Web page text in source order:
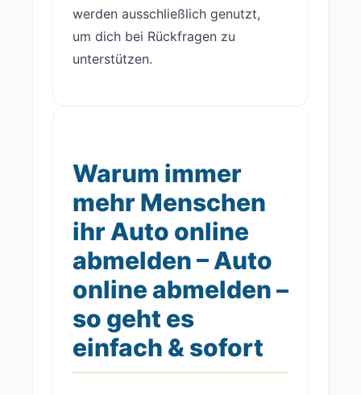
werden ausschließlich genutzt,
um dich bei Rückfragen zu
unterstützen.
Warum immer
mehr Menschen
ihr Auto online
abmelden – Auto
online abmelden –
so geht es
einfach & sofort